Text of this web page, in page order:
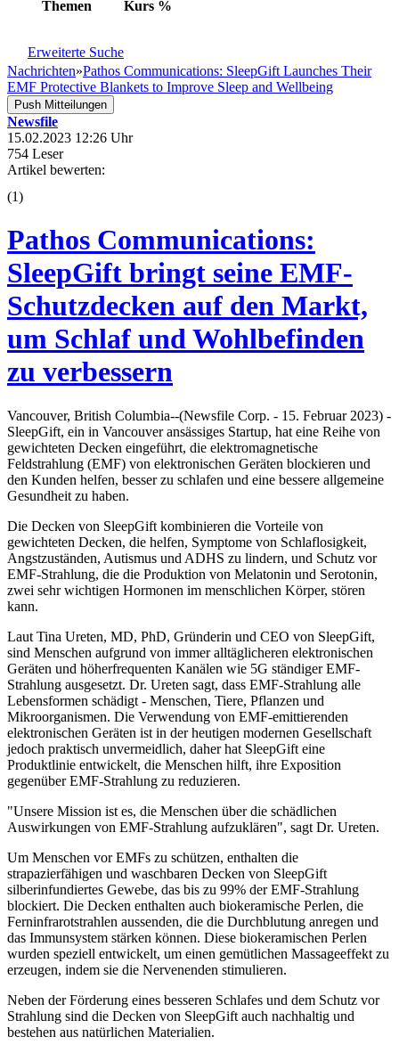
Themen Kurs %
Erweiterte Suche
Nachrichten»Pathos Communications: SleepGift Launches Their
EMF Protective Blankets to Improve Sleep and Wellbeing
Push Mitteilungen
Newsfile
15.02.2023 12:26 Uhr
754 Leser
Artikel bewerten:
(1)
Pathos Communications:
SleepGift bringt seine EMF-
Schutzdecken auf den Markt,
um Schlaf und Wohlbefinden
zu verbessern
Vancouver, British Columbia--(Newsfile Corp. - 15. Februar 2023) -
SleepGift, ein in Vancouver ansässiges Startup, hat eine Reihe von
gewichteten Decken eingeführt, die elektromagnetische
Feldstrahlung (EMF) von elektronischen Geräten blockieren und
den Kunden helfen, besser zu schlafen und eine bessere allgemeine
Gesundheit zu haben.
Die Decken von SleepGift kombinieren die Vorteile von
gewichteten Decken, die helfen, Symptome von Schlaflosigkeit,
Angstzuständen, Autismus und ADHS zu lindern, und Schutz vor
EMF-Strahlung, die die Produktion von Melatonin und Serotonin,
zwei sehr wichtigen Hormonen im menschlichen Körper, stören
kann.
Laut Tina Ureten, MD, PhD, Gründerin und CEO von SleepGift,
sind Menschen aufgrund von immer alltäglicheren elektronischen
Geräten und höherfrequenten Kanälen wie 5G ständiger EMF-
Strahlung ausgesetzt. Dr. Ureten sagt, dass EMF-Strahlung alle
Lebensformen schädigt - Menschen, Tiere, Pflanzen und
Mikroorganismen. Die Verwendung von EMF-emittierenden
elektronischen Geräten ist in der heutigen modernen Gesellschaft
jedoch praktisch unvermeidlich, daher hat SleepGift eine
Produktlinie entwickelt, die Menschen hilft, ihre Exposition
gegenüber EMF-Strahlung zu reduzieren.
"Unsere Mission ist es, die Menschen über die schädlichen
Auswirkungen von EMF-Strahlung aufzuklären", sagt Dr. Ureten.
Um Menschen vor EMFs zu schützen, enthalten die
strapazierfähigen und waschbaren Decken von SleepGift
silberinfundiertes Gewebe, das bis zu 99% der EMF-Strahlung
blockiert. Die Decken enthalten auch biokeramische Perlen, die
Ferninfrarotstrahlen aussenden, die die Durchblutung anregen und
das Immunsystem stärken können. Diese biokeramischen Perlen
wurden speziell entwickelt, um einen gemütlichen Massageeffekt zu
erzeugen, indem sie die Nervenenden stimulieren.
Neben der Förderung eines besseren Schlafes und dem Schutz vor
Strahlung sind die Decken von SleepGift auch nachhaltig und
bestehen aus natürlichen Materialien.